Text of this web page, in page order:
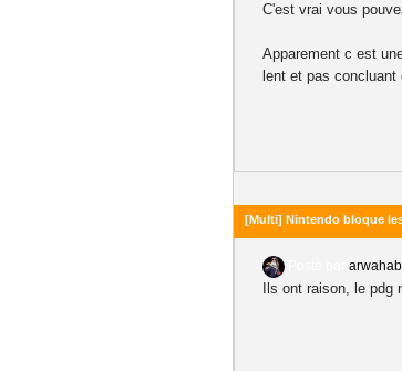
C'est vrai vous
Apparement c est
lent et pas
[Multi] Nintendo bloque
Ils ont raison, le